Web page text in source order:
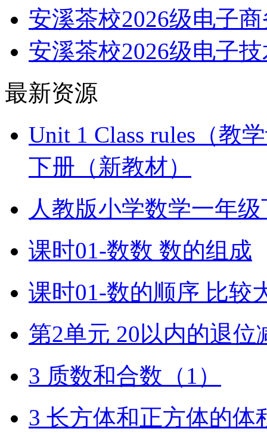
安溪茶校2026级电子
安溪茶校2026级电子
最新资源
Unit 1 Class rules（教
下册（新教材）
人教版小学数学一年
课时01-数数 数的组成
课时01-数的顺序 比较
第2单元 20以内的退位
3 质数和合数（1）
3 长方体和正方体的体